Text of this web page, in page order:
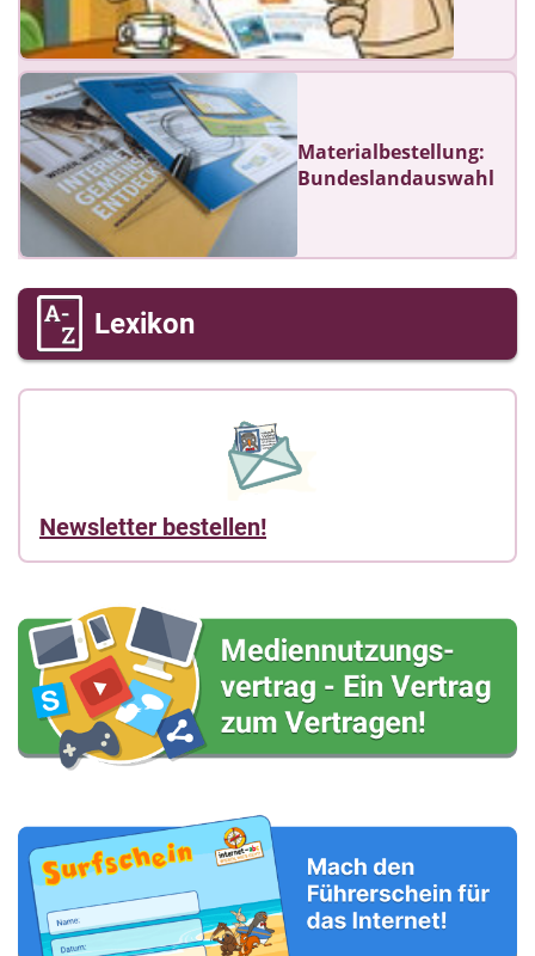
Materialbestellung:
Bundeslandauswahl
Lexikon
Newsletter bestellen!